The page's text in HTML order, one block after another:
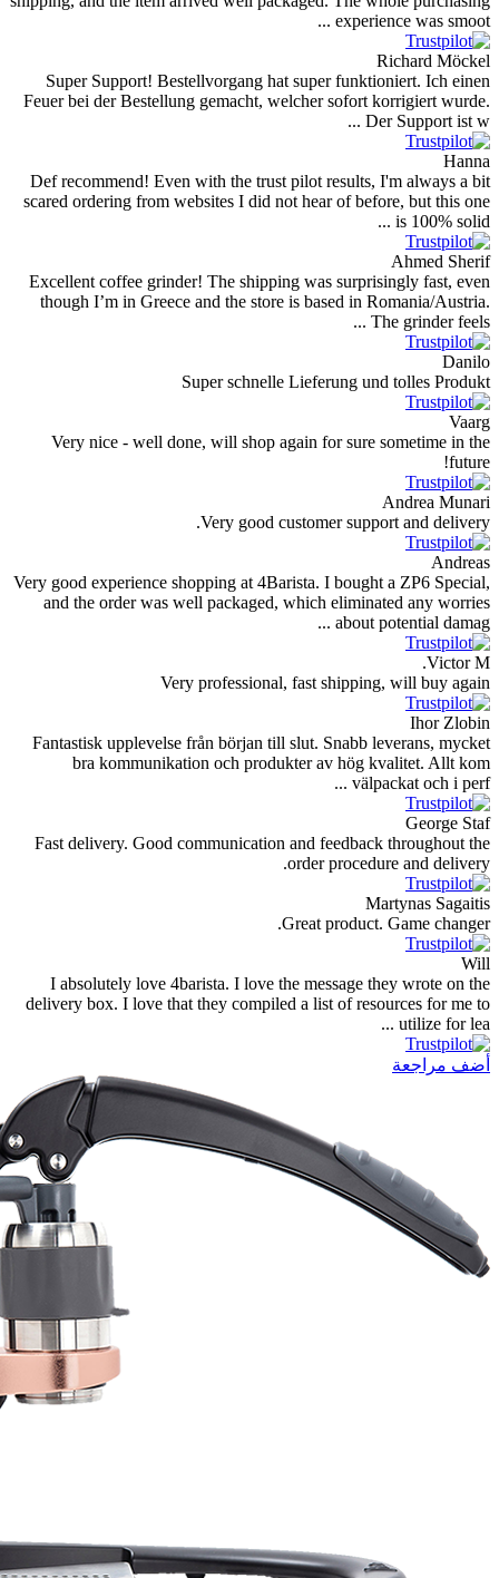
Super Support! Bestellvorgang hat
Feuer bei der Bestellung gemacht,
Def recommend! Even with the trust
scared ordering from websites I did not
Excellent coffee grinder! The shipping
though I’m in Greece and the store is
Super schnelle
Very nice - well done, will shop
Very good
Very good experience shopping at
and the order was well packaged,
Very professional,
Fantastisk upplevelse från början till
bra kommunikation och
Fast delivery. Good communication
I absolutely love 4barista. I love the
delivery box. I love that they compiled a